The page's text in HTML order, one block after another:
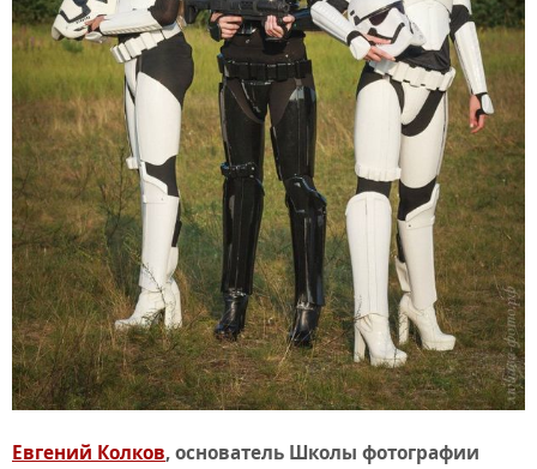
Евгений Колков, основатель Школы фотографии